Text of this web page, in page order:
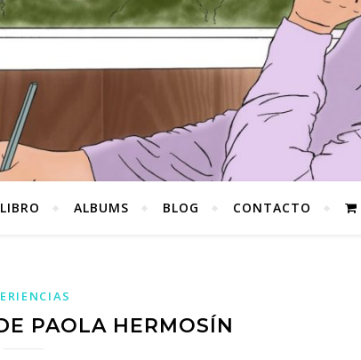
LIBRO ALBUMS BLOG CONTACTO
PAOLA HERMOSÍN